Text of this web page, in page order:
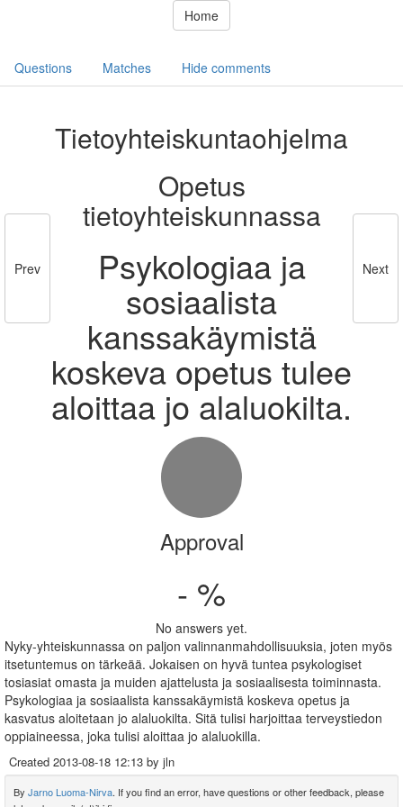
Home
Questions Matches Hide comments
Prev
Tietoyhteiskuntaohjelma
Opetus
tietoyhteiskunnassa
Psykologiaa ja
sosiaalista
kanssakäymistä
koskeva opetus tulee
aloittaa jo alaluokilta.
Next
Approval
- %
No answers yet.
Nyky-yhteiskunnassa on paljon valinnanmahdollisuuksia, joten myös
itsetuntemus on tärkeää. Jokaisen on hyvä tuntea psykologiset
tosiasiat omasta ja muiden ajattelusta ja sosiaalisesta toiminnasta.
Psykologiaa ja sosiaalista kanssakäymistä koskeva opetus ja
kasvatus aloitetaan jo alaluokilta. Sitä tulisi harjoittaa terveystiedon
oppiaineessa, joka tulisi aloittaa jo alaluokilla.
Created 2013-08-18 12:13 by jln
By Jarno Luoma-Nirva. If you find an error, have questions or other feedback, please